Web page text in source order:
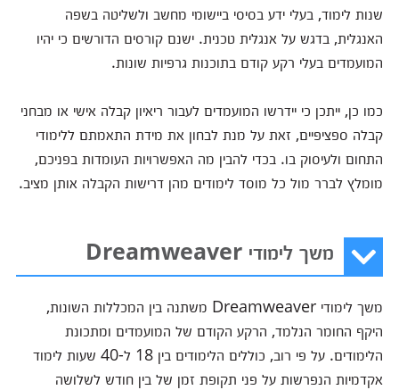
שנות לימוד, בעלי ידע בסיסי ביישומי מחשב ולשליטה בשפה
האנגלית, בדגש על אנגלית טכנית. ישנם קורסים הדורשים כי יהיו
המועמדים בעלי רקע קודם בתוכנות גרפיות שונות.
כמו כן, ייתכן כי יידרשו המועמדים לעבור ריאיון קבלה אישי או מבחני
קבלה ספציפיים, זאת על מנת לבחון את מידת התאמתם ללימודי
התחום ולעיסוק בו. בכדי להבין מה האפשרויות העומדות בפניכם,
מומלץ לברר מול כל מוסד לימודים מהן דרישות הקבלה אותן מציב.
משך לימודי Dreamweaver
משך לימודי Dreamweaver משתנה בין המכללות השונות,
היקף החומר הנלמד, הרקע הקודם של המועמדים ומתכונת
הלימודים. על פי רוב, כוללים הלימודים בין 18 ל-40 שעות לימוד
אקדמיות הנפרשות על פני תקופת זמן של בין חודש לשלושה